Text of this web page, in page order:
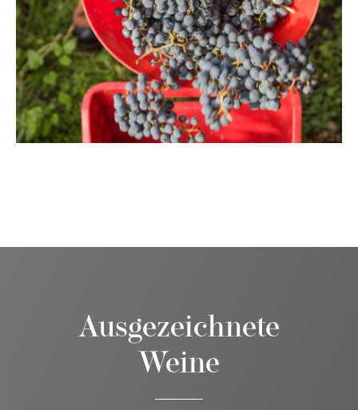
Ausgezeichnete
Weine